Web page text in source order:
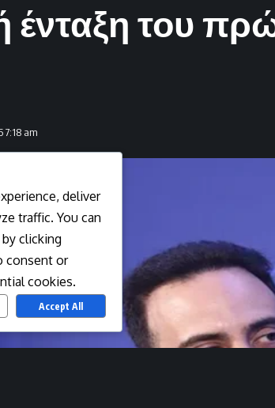
ένταξη του
7:18 am
deliver
traffic. You can
clicking
consent or
cookies.
Accept All